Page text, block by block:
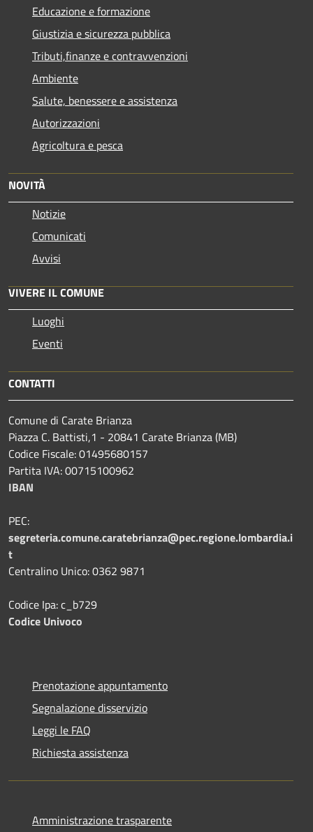
Educazione e formazione
Giustizia e sicurezza pubblica
Tributi,finanze e contravvenzioni
Ambiente
Salute, benessere e assistenza
Autorizzazioni
Agricoltura e pesca
NOVITÀ
Notizie
Comunicati
Avvisi
VIVERE IL COMUNE
Luoghi
Eventi
CONTATTI
Comune di Carate Brianza
Piazza C. Battisti,1 - 20841 Carate Brianza (MB)
Codice Fiscale: 01495680157
Partita IVA: 00715100962
IBAN
PEC:
segreteria.comune.caratebrianza@pec.regione.lombardia.i
t
Centralino Unico: 0362 9871
Codice Ipa: c_b729
Codice Univoco
Prenotazione appuntamento
Segnalazione disservizio
Leggi le FAQ
Richiesta assistenza
Amministrazione trasparente